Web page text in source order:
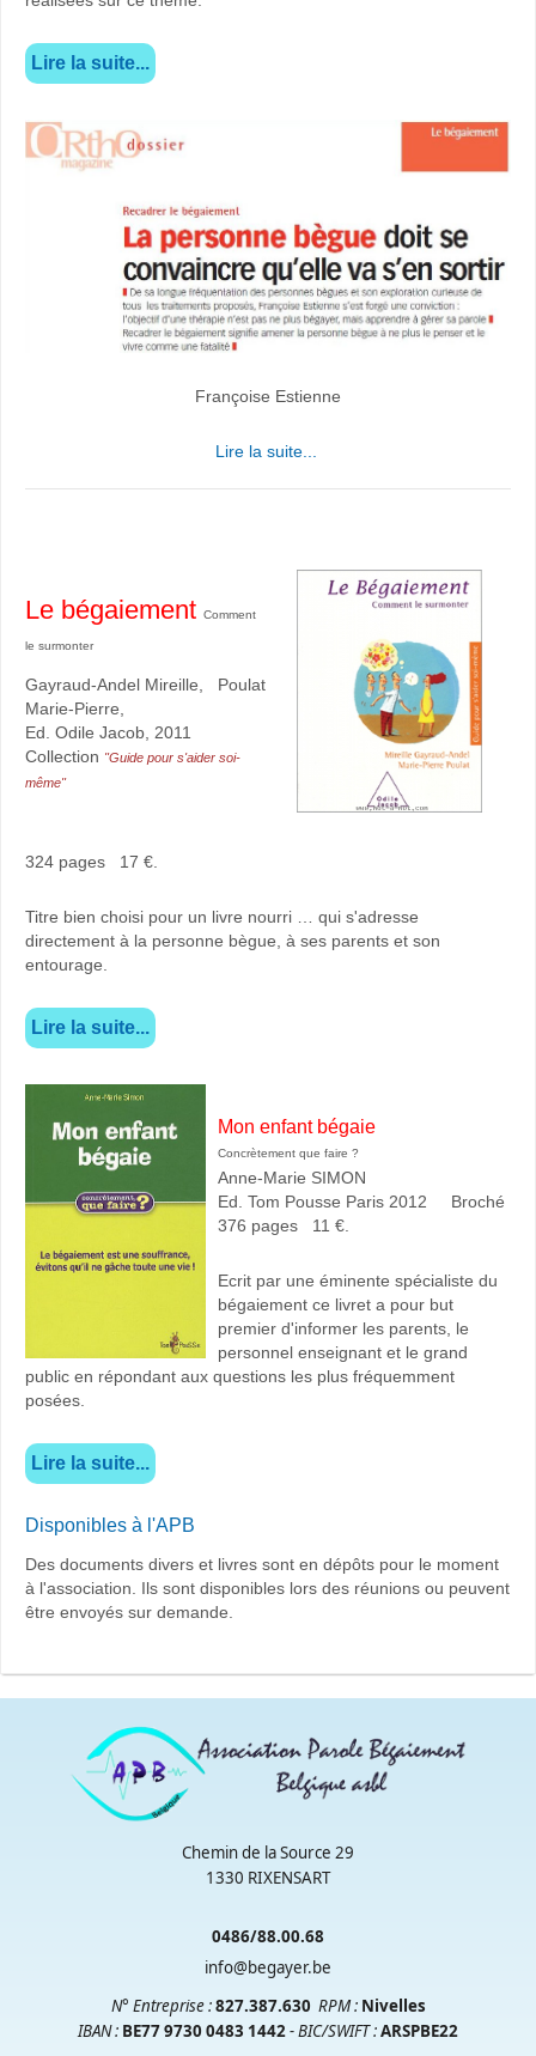
Lire la suite...
Françoise Estienne
Lire la suite...
Le bégaiement Comment
le surmonter
Gayraud-Andel Mireille, Poulat
Marie-Pierre,
Ed. Odile Jacob, 2011
Collection "Guide pour s'aider soi-
même"
324 pages 17 €.
Titre bien choisi pour un livre nourri … qui s'adresse
directement à la personne bègue, à ses parents et son
entourage.
Lire la suite...
Mon enfant bégaie
Concrètement que faire ?
Anne-Marie SIMON
Ed. Tom Pousse Paris 2012 Broché
376 pages 11 €.
Ecrit par une éminente spécialiste du
bégaiement ce livret a pour but
premier d'informer les parents, le
personnel enseignant et le grand
public en répondant aux questions les plus fréquemment
posées.
Lire la suite...
Disponibles à l'APB
Des documents divers et livres sont en dépôts pour le moment
à l'association. Ils sont disponibles lors des réunions ou peuvent
être envoyés sur demande.
Chemin de la Source 29
1330 RIXENSART
0486/88.00.68
info@begayer.be
N° Entreprise :827.387.630 RPM: Nivelles
IBAN : BE77 9730 0483 1442- BIC/SWIFT :ARSPBE22